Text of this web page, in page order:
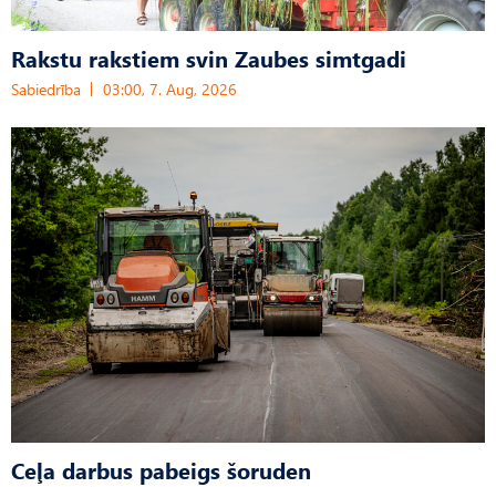
Rakstu rakstiem svin Zaubes simtgadi
Sabiedrība 03:00, 7. Aug, 2026
Ceļa darbus pabeigs šoruden